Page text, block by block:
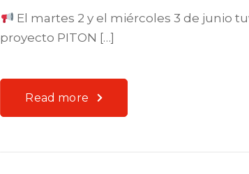
El martes 2 y el miércoles 3 de junio
proyecto PITON […]
Read more